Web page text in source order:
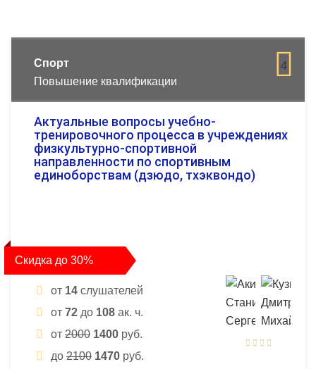
4
Спорт
Повышение квалификации
Актуальные вопросы учебно-
тренировочного процесса в учреждениях
физкультурно-спортивной
направленности по спортивным
единоборствам (дзюдо, тхэквондо)
Скидка до 30%
от 14 слушателей
от 72 до 108 ак. ч.
от 2000 1400 руб.
до 2100 1470 руб.